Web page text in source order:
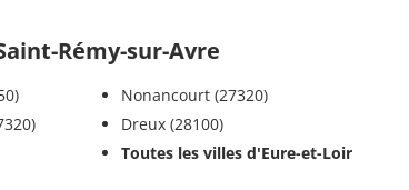
Rémy-sur-Avre
Nonancourt (27320)
Dreux (28100)
Toutes les villes d'Eure-et-Loir